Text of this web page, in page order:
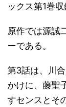
ックス第1巻
原作では源誠
ーである。
第3話は、川
かけに、藤聖
すセンスとそ